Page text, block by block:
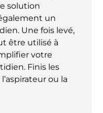
solution
un
Une fois levé,
être utilisé à
votre
Finis les
ou la